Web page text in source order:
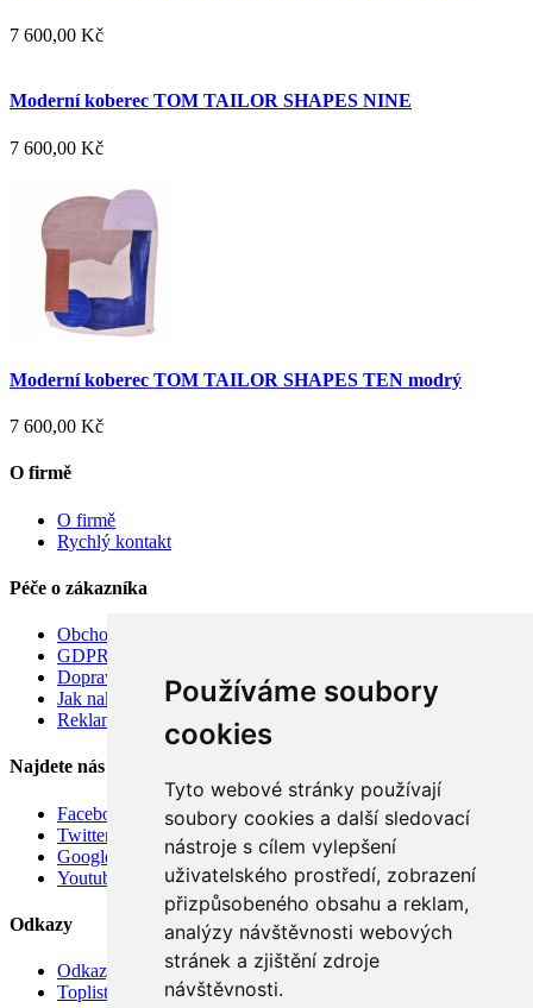
Používáme soubory
cookies
Tyto webové stránky používají
soubory cookies a další sledovací
nástroje s cílem vylepšení
uživatelského prostředí, zobrazení
přizpůsobeného obsahu a reklam,
analýzy návštěvnosti webových
stránek a zjištění zdroje
návštěvnosti.
7 600,00 Kč
Moderní koberec TOM TAILOR SHAPES NINE
7 600,00 Kč
Moderní koberec TOM TAILOR SHAPES TEN modrý
7 600,00 Kč
O firmě
O firmě
Rychlý kontakt
Péče o zákazníka
Obchodní podmínky
GDPR
Doprava
Jak nakupovat
Reklamace
Najdete nás
Facebook
Twitter
Google
Youtube
Odkazy
Odkazy
Toplist